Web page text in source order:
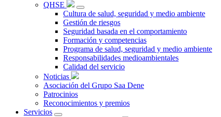
QHSE
Cultura de salud, seguridad y medio ambiente
Gestión de riesgos
Seguridad basada en el comportamiento
Formación y competencias
Programa de salud, seguridad y medio ambiente
Responsabilidades medioambientales
Calidad del servicio
Noticias
Asociación del Grupo Saa Dene
Patrocinios
Reconocimientos y premios
Servicios